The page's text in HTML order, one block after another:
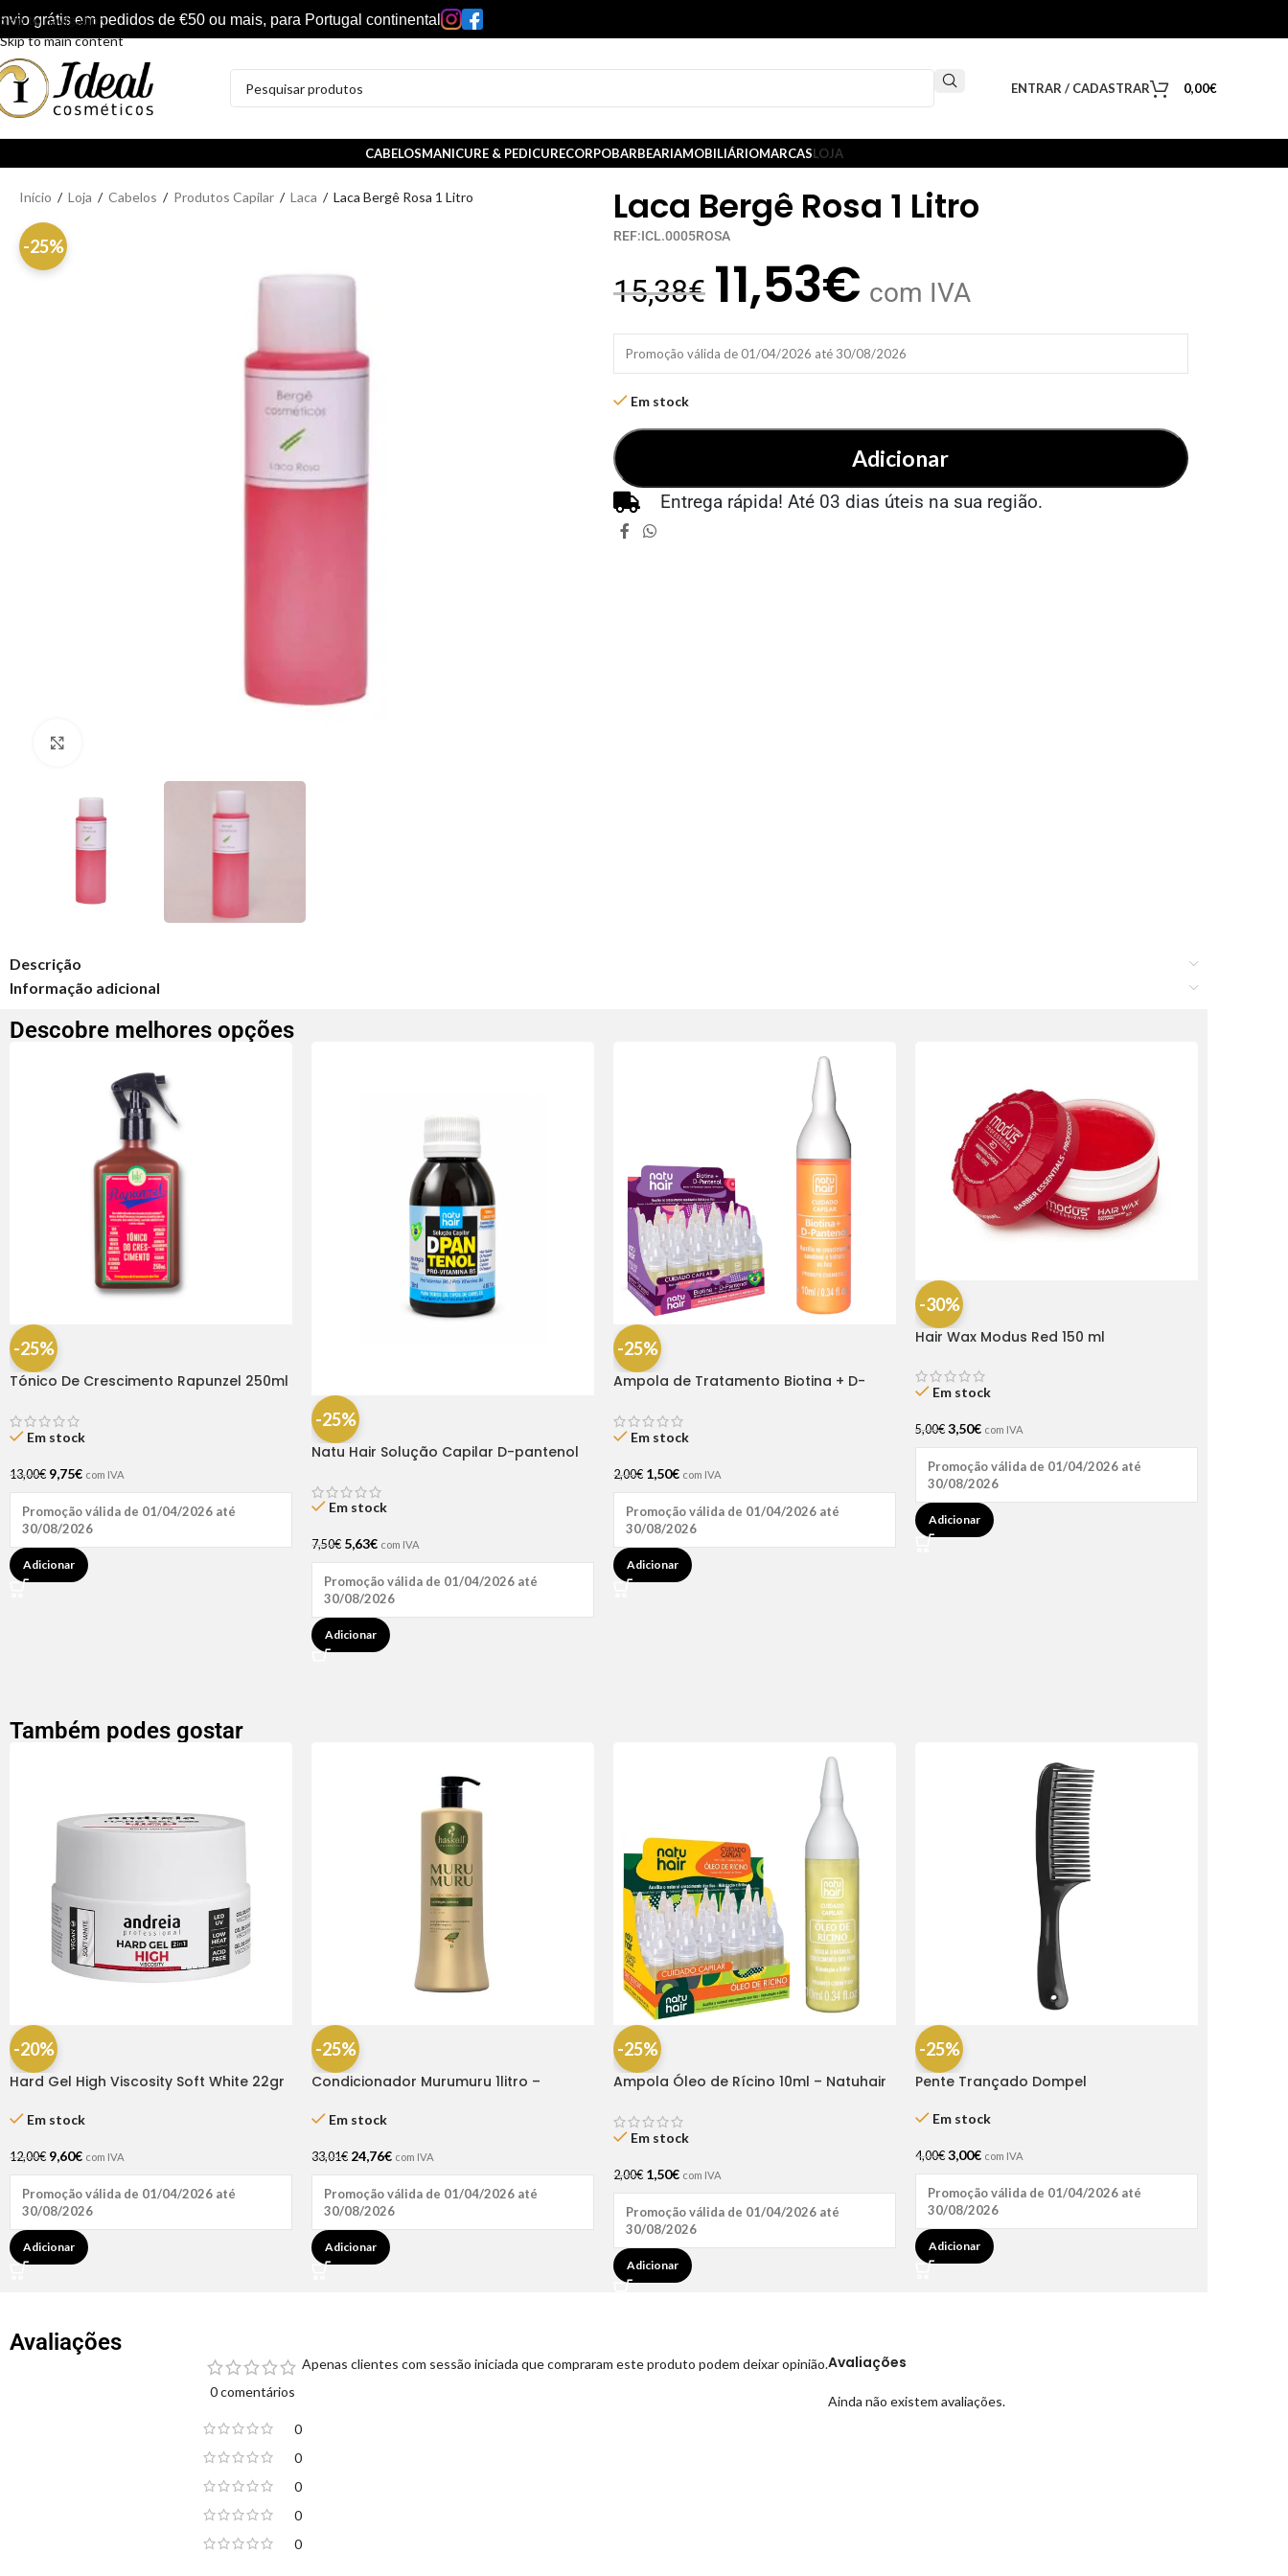
Skip to navigation
Skip to main content
grátis em pedidos de €50 ou mais, para Portugal continental
ENTRAR / CADASTRAR 0,00€
CABELOSMANICURE & PEDICURECORPOBARBEARIAMOBILIÁRIOMARCASLOJA
Início / Loja / Cabelos / Produtos Capilar / Laca / Laca Bergê Rosa 1 Litro
-25%
Laca Bergê Rosa 1 Litro
REF:ICL.0005ROSA
15,38€ 11,53€ com IVA
Promoção válida de 01/04/2026 até 30/08/2026
Em stock
Adicionar
Entrega rápida! Até 03 dias úteis na sua região.
Descrição
Informação adicional
Descobre melhores opções
-25%
Tónico De Crescimento Rapunzel 250ml
Em stock
13,00€ 9,75€ com IVA
Promoção válida de 01/04/2026 até
30/08/2026
Adicionar
-25%
Natu Hair Solução Capilar D-pantenol
Em stock
7,50€ 5,63€ com IVA
Promoção válida de 01/04/2026 até
30/08/2026
Adicionar
-25%
Ampola de Tratamento Biotina + D-
Em stock
2,00€ 1,50€ com IVA
Promoção válida de 01/04/2026 até
30/08/2026
Adicionar
-30%
Hair Wax Modus Red 150 ml
Em stock
5,00€ 3,50€ com IVA
Promoção válida de 01/04/2026 até
30/08/2026
Adicionar
Também podes gostar
-20%
Hard Gel High Viscosity Soft White 22gr
Em stock
12,00€ 9,60€ com IVA
Promoção válida de 01/04/2026 até
30/08/2026
Adicionar
-25%
Condicionador Murumuru 1litro –
Em stock
33,01€ 24,76€ com IVA
Promoção válida de 01/04/2026 até
30/08/2026
Adicionar
-25%
Ampola Óleo de Rícino 10ml – Natuhair
Em stock
2,00€ 1,50€ com IVA
Promoção válida de 01/04/2026 até
30/08/2026
Adicionar
-25%
Pente Trançado Dompel
Em stock
4,00€ 3,00€ com IVA
Promoção válida de 01/04/2026 até
30/08/2026
Adicionar
Avaliações
0 comentários
0
0
0
0
0
Avaliações
Ainda não existem avaliações.
Apenas clientes com sessão iniciada que compraram este produto podem deixar opinião.